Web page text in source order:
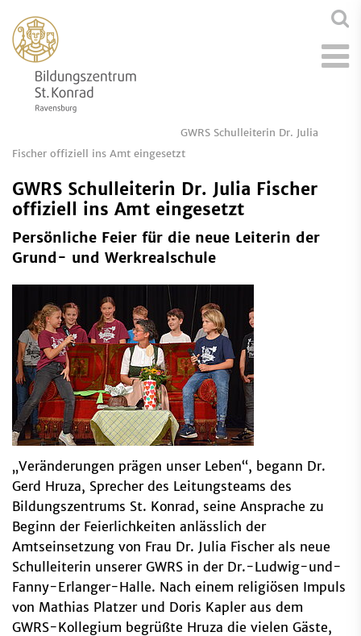
GWRS Schulleiterin Dr. Julia
Fischer offiziell ins Amt eingesetzt
GWRS Schulleiterin Dr. Julia Fischer
offiziell ins Amt eingesetzt
Persönliche Feier für die neue Leiterin der
Grund- und Werkrealschule
„Veränderungen prägen unser Leben“, begann Dr.
Gerd Hruza, Sprecher des Leitungsteams des
Bildungszentrums St. Konrad, seine Ansprache zu
Beginn der Feierlichkeiten anlässlich der
Amtseinsetzung von Frau Dr. Julia Fischer als neue
Schulleiterin unserer GWRS in der Dr.-Ludwig-und-
Fanny-Erlanger-Halle. Nach einem religiösen Impuls
von Mathias Platzer und Doris Kapler aus dem
GWRS-Kollegium begrüßte Hruza die vielen Gäste,